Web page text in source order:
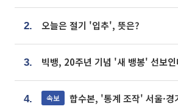
2. 오늘은 절기 '입추', 뜻은?
3.
4. 속보 합수본, '통계 조작' 서울·경기·충북 선관